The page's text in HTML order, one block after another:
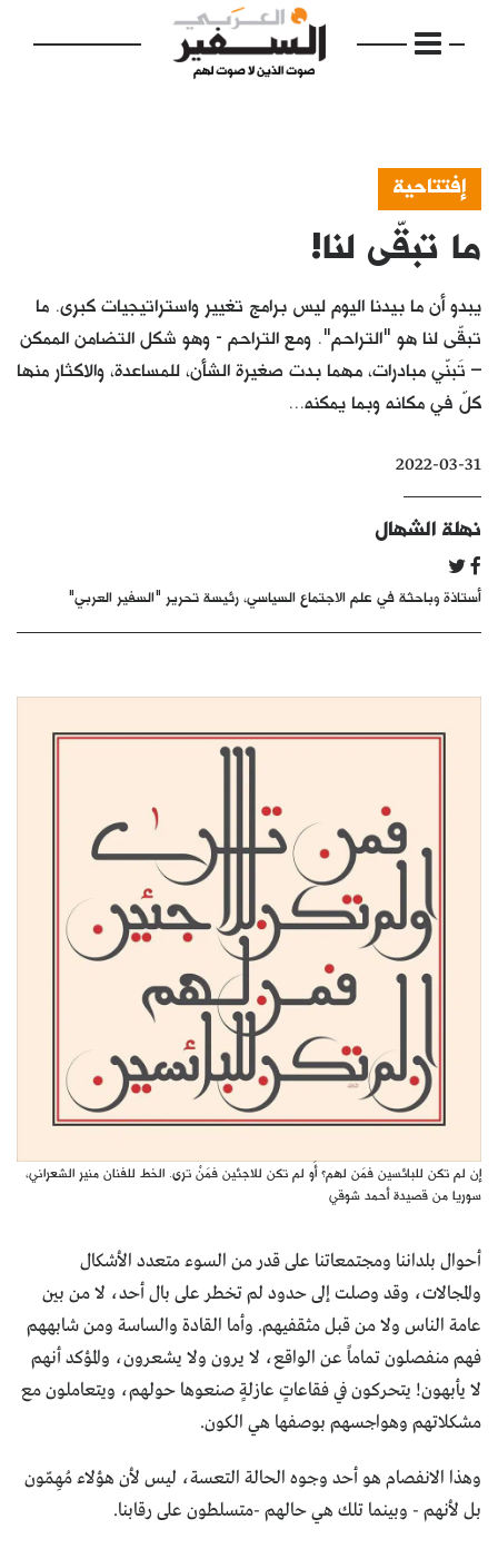
الرئيسية
مواضيع
إفتتاحية
فكرة
بالصورة
كتّابنا
الأرشيف
إفتتاحية
ما تبقّى لنا!
يبدو أن ما بيدنا اليوم ليس برامج تغيير واستراتيجيات كبرى. ما
تبقّى لنا هو "التراحم". ومع التراحم - وهو شكل التضامن الممكن
– تَبنّي مبادرات، مهما بدت صغيرة الشأن، للمساعدة، والاكثار منها
كلٌ في مكانه وبما يمكنه...
2022-03-31
نهلة الشهال
أستاذة وباحثة في علم الاجتماع السياسي، رئيسة تحرير "السفير العربي"
إن لم تكن للبائسين فمَن لهم؟ أَو لم تكن للاجئين فمَنْ ترى. الخط للفنان منير الشعراني،
سوريا من قصيدة أحمد شوقي
أحوال بلداننا ومجتمعاتنا على قدر من السوء متعدد الأشكال
والمجالات، وقد وصلت إلى حدود لم تخطر على بال أحد، لا من بين
عامة الناس ولا من قبل مثقفيهم. وأما القادة والساسة ومن شابههم
فهم منفصلون تماماً عن الواقع، لا يرون ولا يشعرون، والمؤكد أنهم
لا يأبهون! يتحركون في فقاعاتٍ عازلةٍ صنعوها حولهم، ويتعاملون مع
مشكلاتهم وهواجسهم بوصفها هي الكون.
وهذا الانفصام هو أحد وجوه الحالة التعسة، ليس لأن هؤلاء مُهِمّون
بل لأنهم - وبينما تلك هي حالهم -متسلطون على رقابنا.